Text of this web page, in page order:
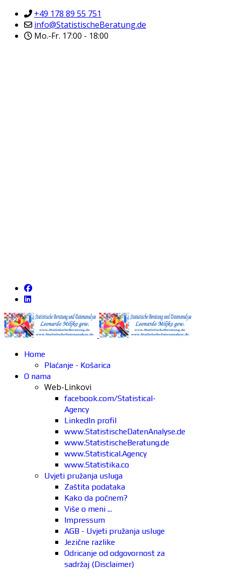
+49 178 89 55 751
info@StatistischeBeratung.de
Mo.-Fr. 17:00 - 18:00
Home
Plaćanje - Košarica
O nama
Web-Linkovi
facebook.com/Statistical-
Agency
LinkedIn profil
www.StatistischeDatenAnalyse.de
www.StatistischeBeratung.de
www.Statistical.Agency
www.Statistika.co
Uvjeti pružanja usluga
Zaštita podataka
Kako da počnem?
Više o meni ...
Impressum
AGB - Uvjeti pružanja usluge
Jezične razlike
Odricanje od odgovornost za
sadržaj (Disclaimer)